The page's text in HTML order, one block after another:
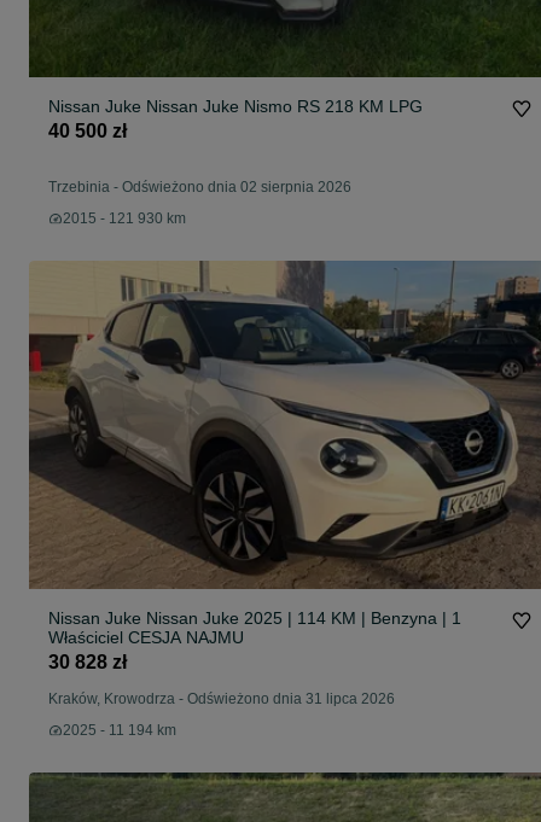
Nissan Juke Nissan Juke Nismo RS 218 KM LPG
40 500 zł
Trzebinia - Odświeżono dnia 02 sierpnia 2026
2015 - 121 930 km
Nissan Juke Nissan Juke 2025 | 114 KM | Benzyna | 1
Właściciel CESJA NAJMU
30 828 zł
Kraków, Krowodrza - Odświeżono dnia 31 lipca 2026
2025 - 11 194 km